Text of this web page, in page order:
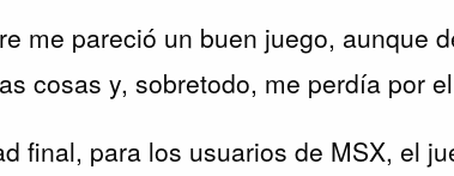
me pareció un buen juego, aunque
cosas y, sobretodo, me perdía por
final, para los usuarios de MSX, el